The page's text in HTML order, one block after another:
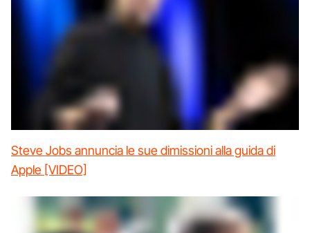
Steve Jobs annuncia le sue dimissioni alla guida di
Apple [VIDEO]